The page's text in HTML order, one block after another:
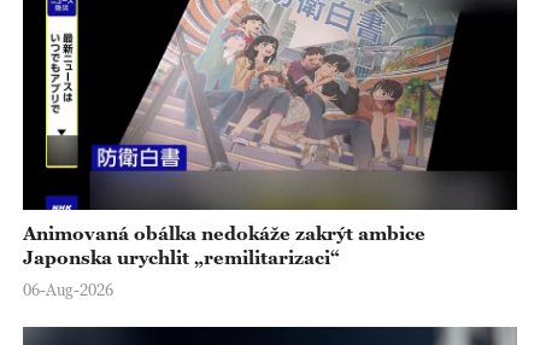
Animovaná obálka nedokáže zakrýt ambice
Japonska urychlit „remilitarizaci“
06-Aug-2026